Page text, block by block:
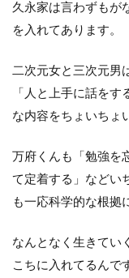
久永家は言わずもが
を入れてあります。
二次元女と三次元男
「人と上手に話を
な内容をちょいちょ
万府くんも「勉強を
て定着する」などい
も一応科学的な根拠
なんとなく生きてい
こちに入れてるんで